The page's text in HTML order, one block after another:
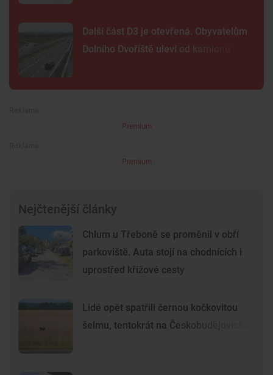
Další část D3 je otevřená. Obyvatelům
Dolního Dvořiště uleví od kamionů
Premium
Premium
Nejčtenější články
Chlum u Třeboně se proměnil v obří
parkoviště. Auta stojí na chodnících i
uprostřed křížové cesty
Lidé opět spatřili černou kočkovitou
šelmu, tentokrát na Českobudějovicku